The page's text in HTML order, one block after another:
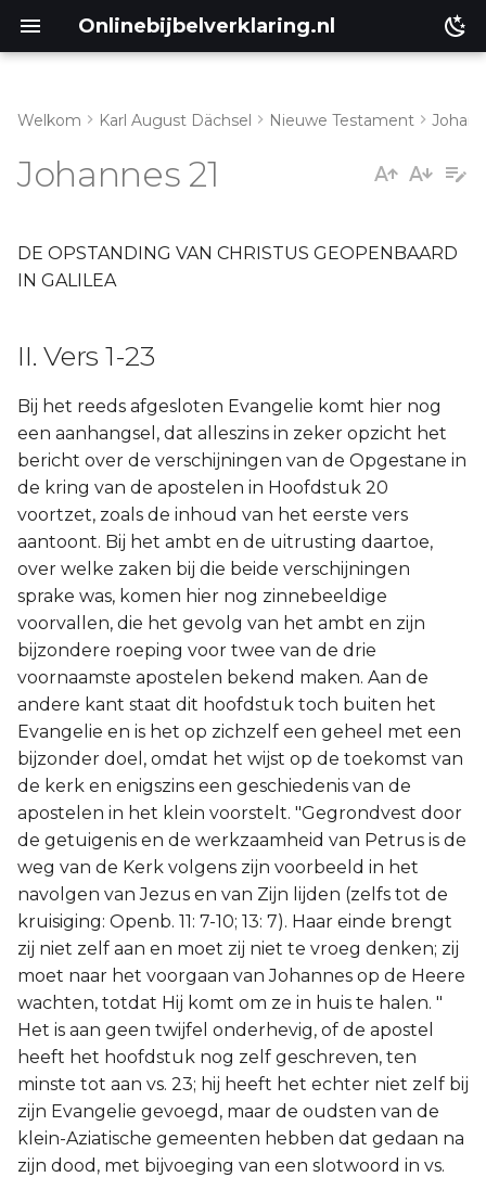
Onlinebijbelverklaring.nl
Éxodus
Numeri
Ruth
Prediker
Joël
Jona
Hábakuk
b. Vers 15-23
Welkom Karl August Dächsel Nieuwe Testament
Johannes 21
DE OPSTANDING VAN CHRISTUS GEOPENBAARD
IN GALILEA
II. Vers 1-23
Bij het reeds afgesloten Evangelie komt hier nog
een aanhangsel, dat alleszins in zeker opzicht het
bericht over de verschijningen van de Opgestane in
de kring van de apostelen in Hoofdstuk 20
voortzet, zoals de inhoud van het eerste vers
aantoont. Bij het ambt en de uitrusting daartoe,
over welke zaken bij die beide verschijningen
sprake was, komen hier nog zinnebeeldige
voorvallen, die het gevolg van het ambt en zijn
bijzondere roeping voor twee van de drie
voornaamste apostelen bekend maken. Aan de
andere kant staat dit hoofdstuk toch buiten het
Evangelie en is het op zichzelf een geheel met een
bijzonder doel, omdat het wijst op de toekomst van
de kerk en enigszins een geschiedenis van de
apostelen in het klein voorstelt. "Gegrondvest door
de getuigenis en de werkzaamheid van Petrus is de
weg van de Kerk volgens zijn voorbeeld in het
navolgen van Jezus en van Zijn lijden (zelfs tot de
kruisiging: Openb. 11: 7-10; 13: 7). Haar einde brengt
zij niet zelf aan en moet zij niet te vroeg denken; zij
moet naar het voorgaan van Johannes op de Heere
wachten, totdat Hij komt om ze in huis te halen. "
Het is aan geen twijfel onderhevig, of de apostel
heeft het hoofdstuk nog zelf geschreven, ten
minste tot aan vs. 23; hij heeft het echter niet zelf bij
zijn Evangelie gevoegd, maar de oudsten van de
klein-Aziatische gemeenten hebben dat gedaan na
zijn dood, met bijvoeging van een slotwoord in vs.